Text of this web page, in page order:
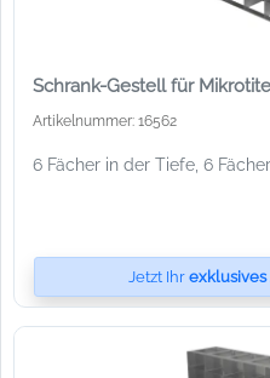
Schrank-Gestell für
Artikelnummer: 16562
6 Fächer in der Tiefe, 6
Jetzt Ihr